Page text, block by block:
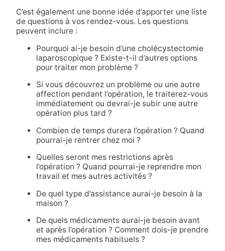
C’est également une bonne idée d’apporter une liste
de questions à vos rendez-vous. Les questions
peuvent inclure :
Pourquoi ai-je besoin d’une cholécystectomie
laparoscopique ? Existe-t-il d’autres options
pour traiter mon problème ?
Si vous découvrez un problème ou une autre
affection pendant l’opération, le traiterez-vous
immédiatement ou devrai-je subir une autre
opération plus tard ?
Combien de temps durera l’opération ? Quand
pourrai-je rentrer chez moi ?
Quelles seront mes restrictions après
l’opération ? Quand pourrai-je reprendre mon
travail et mes autres activités ?
De quel type d’assistance aurai-je besoin à la
maison ?
De quels médicaments aurai-je besoin avant
et après l’opération ? Comment dois-je prendre
mes médicaments habituels ?